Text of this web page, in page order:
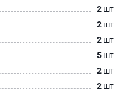
2 шт
2 шт
2 шт
5 шт
2 шт
2 шт